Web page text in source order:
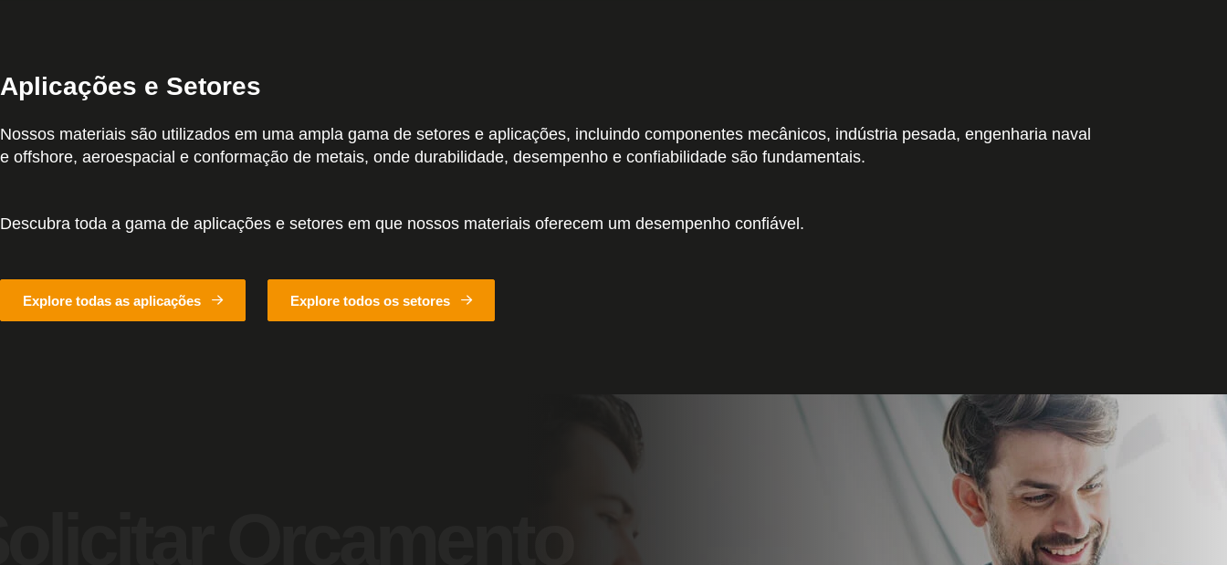
Aplicações e Setores
Nossos materiais são utilizados em uma ampla gama de setores e aplicações, incluindo componentes mecânicos, indústria pesada, engenharia naval
e offshore, aeroespacial e conformação de metais, onde durabilidade, desempenho e confiabilidade são fundamentais.
Descubra toda a gama de aplicações e setores em que nossos materiais oferecem um desempenho confiável.
Explore todas as aplicações Explore todos os setores